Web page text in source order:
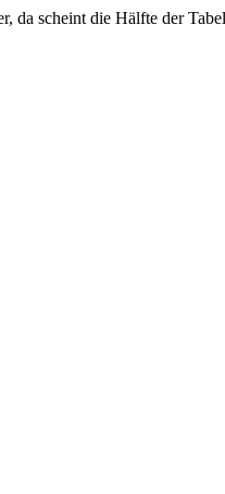
da scheint die Hälfte der